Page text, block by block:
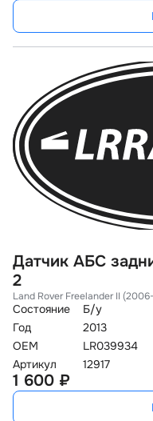
Датчик АБС
2
Land Rover Freelander II
Состояние
Б/у
Год
2013
OEM
LR039934
Артикул
12917
1 600 ₽